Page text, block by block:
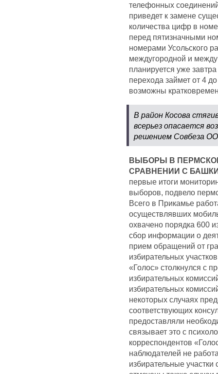
телефонных
приведет к замене
количества цифр в
перед пятизначными
номерами Усольского
междугородной и
планируется уже
перехода займет от 4
возможны
В район Косова
всерьез опасается
решением Совбеза
ВЫБОРЫ В
СРАВНЕНИИ С
первые итоги
выборов, подвело
Всего в Прикамье
осуществлявших
охвачено порядка 600
сбор информации о
прием обращений от
избирательных
«Голос» столкнулся с
избирательных
избирательных
некоторых случаях
соответствующих
предоставляли
связывает это с
корреспондентов
наблюдателей не
избирательные